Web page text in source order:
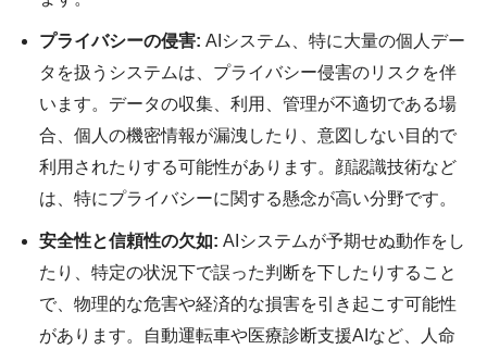
プライバシーの侵害: AIシステム、特に大量の個人デー
タを扱うシステムは、プライバシー侵害のリスクを伴
います。データの収集、利用、管理が不適切である場
合、個人の機密情報が漏洩したり、意図しない目的で
利用されたりする可能性があります。顔認識技術など
は、特にプライバシーに関する懸念が高い分野です。
安全性と信頼性の欠如: AIシステムが予期せぬ動作をし
たり、特定の状況下で誤った判断を下したりすること
で、物理的な危害や経済的な損害を引き起こす可能性
があります。自動運転車や医療診断支援AIなど、人命